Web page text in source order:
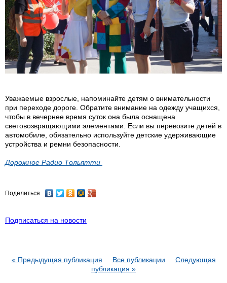
Уважаемые взрослые, напоминайте детям о внимательности
при переходе дороге. Обратите внимание на одежду учащихся,
чтобы в вечернее время суток она была оснащена
световозвращающими элементами. Если вы перевозите детей в
автомобиле, обязательно используйте детские удерживающие
устройства и ремни безопасности.
Дорожное Радио Тольятти
Поделиться
Подписаться на новости
« Предыдущая публикация Все публикации
Следующая
публикация »